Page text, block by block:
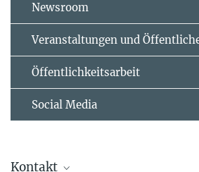
Newsroom
Veranstaltungen und
Öffentlichkeitsarbeit
Social Media
Kontakt